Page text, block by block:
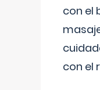
con el
con el